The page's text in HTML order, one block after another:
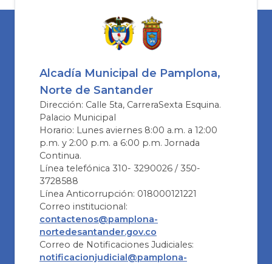
Alcadía Municipal de Pamplona,
Norte de Santander
Dirección: Calle 5ta, CarreraSexta Esquina.
Palacio Municipal
Horario: Lunes aviernes 8:00 a.m. a 12:00
p.m. y 2:00 p.m. a 6:00 p.m. Jornada
Continua.
Línea telefónica 310- 3290026 / 350-
3728588
Línea Anticorrupción: 018000121221
Correo institucional:
contactenos@pamplona-
nortedesantander.gov.co
Correo de Notificaciones Judiciales:
notificacionjudicial@pamplona-